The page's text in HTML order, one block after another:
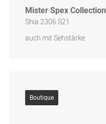
Mister Spex Collection
Shia 2306 S21
auch mit Sehstärke
Boutique